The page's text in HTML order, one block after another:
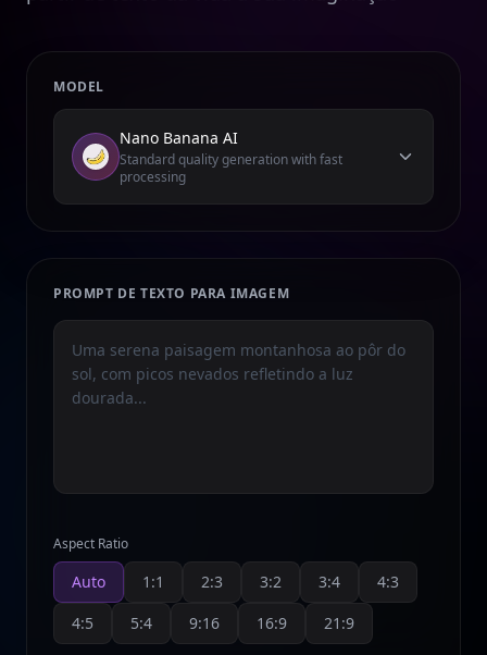
MODEL
Nano Banana AI
Standard quality generation with fast
processing
PROMPT DE TEXTO PARA IMAGEM
Aspect Ratio
Auto 1:1 2:3 3:2 3:4
4:3
4:5
5:4 9:16 16:9 21:9